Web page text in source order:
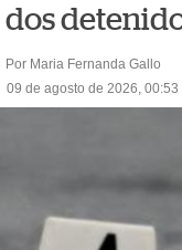
dos
Por Maria Fernanda Gallo
09 de agosto de 2026, 00:53